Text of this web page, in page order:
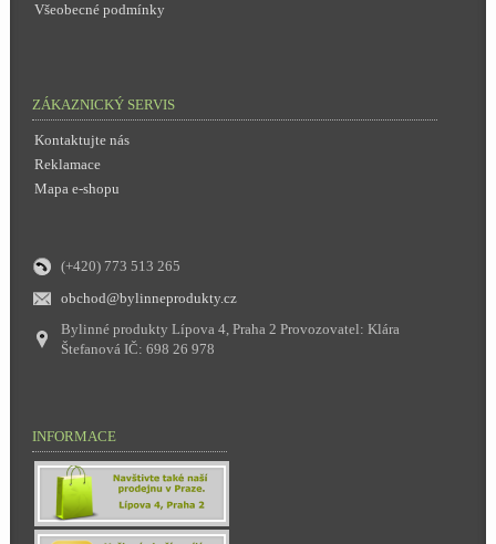
Všeobecné podmínky
ZÁKAZNICKÝ SERVIS
Kontaktujte nás
Reklamace
Mapa e-shopu
(+420) 773 513 265
obchod@bylinneprodukty.cz
Bylinné produkty Lípova 4, Praha 2 Provozovatel: Klára
Štefanová IČ: 698 26 978
INFORMACE